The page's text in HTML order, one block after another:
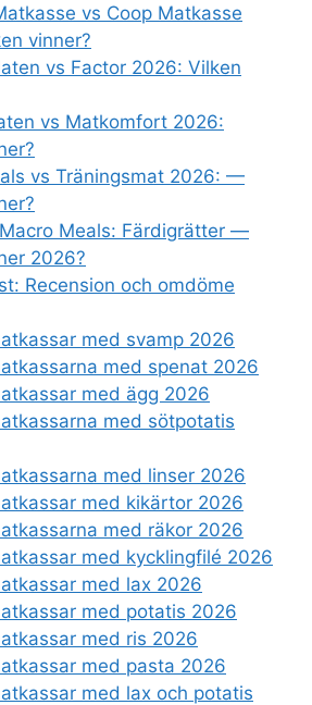
vs Coop Matkasse
vinner?
vs Factor 2026: Vilken
vs Matkomfort 2026:
vs Träningsmat 2026: —
Meals: Färdigrätter —
2026?
Recension och omdöme
med svamp 2026
med spenat 2026
med ägg 2026
med sötpotatis
med linser 2026
med kikärtor 2026
med räkor 2026
med kycklingfilé 2026
med lax 2026
med potatis 2026
med ris 2026
med pasta 2026
med lax och potatis